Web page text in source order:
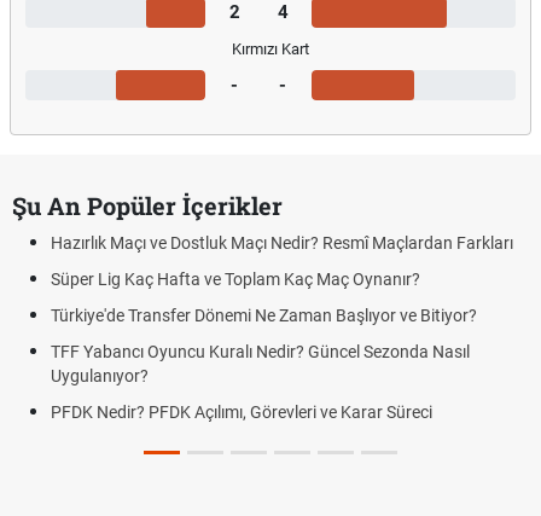
2 4
Kırmızı Kart
- -
Şu An Popüler İçerikler
Hazırlık Maçı ve Dostluk Maçı Nedir? Resmî Maçlardan Farkları
Süper Lig Kaç Hafta ve Toplam Kaç Maç Oynanır?
Türkiye'de Transfer Dönemi Ne Zaman Başlıyor ve Bitiyor?
TFF Yabancı Oyuncu Kuralı Nedir? Güncel Sezonda Nasıl
Uygulanıyor?
PFDK Nedir? PFDK Açılımı, Görevleri ve Karar Süreci